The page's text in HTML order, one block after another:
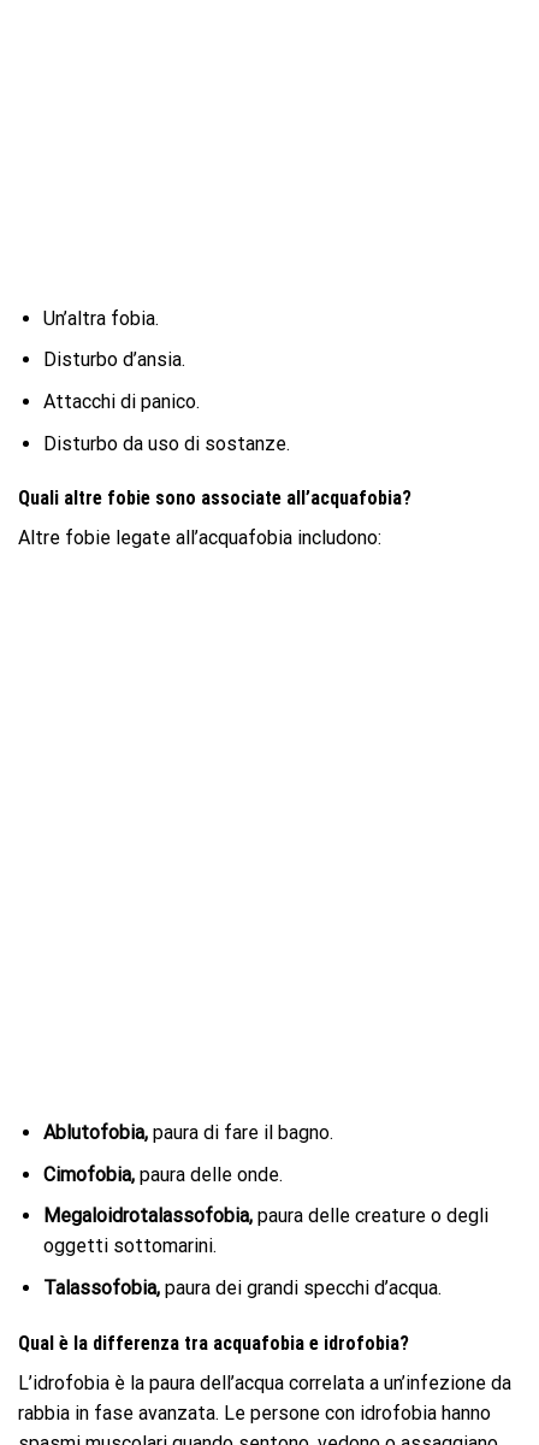
Un’altra fobia.
Disturbo d’ansia.
Attacchi di panico.
Disturbo da uso di sostanze.
Quali altre fobie sono associate all’acquafobia?
Altre fobie legate all’acquafobia includono:
Ablutofobia,paura di fare il bagno.
Cimofobia,paura delle onde.
Megaloidrotalassofobia,paura delle creature o degli
oggetti sottomarini.
Talassofobia,paura dei grandi specchi d’acqua.
Qual è la differenza tra acquafobia e idrofobia?
L’idrofobia è la paura dell’acqua correlata a un’infezione da
rabbia in fase avanzata. Le persone con idrofobia hanno